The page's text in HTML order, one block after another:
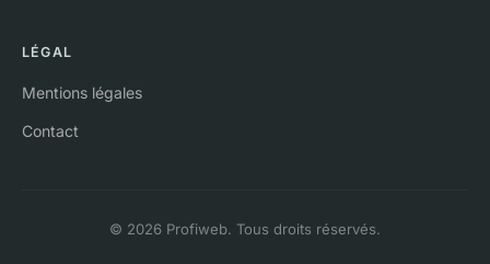
LÉGAL
Mentions légales
Contact
© 2026 Profiweb. Tous droits réservés.